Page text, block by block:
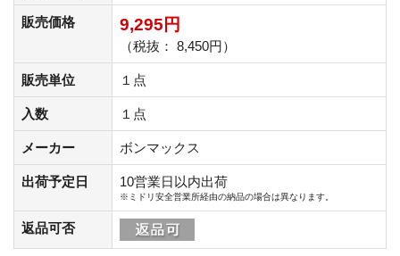
販売価格 9,295円
（税抜： 8,450円）
販売単位 １点
入数 １点
メーカー ボンマックス
出荷予定日 10営業日以内出荷
※ミドリ安全営業所経由の納品の場合は異なります。
返品可否